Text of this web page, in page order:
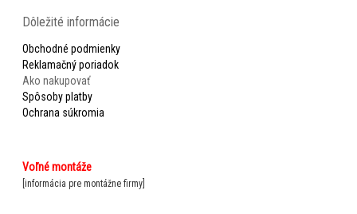
Dôležité informácie
Obchodné podmienky
Reklamačný poriadok
Ako nakupovať
Spôsoby platby
Ochrana súkromia
Voľné montáže
[informácia pre montážne firmy]